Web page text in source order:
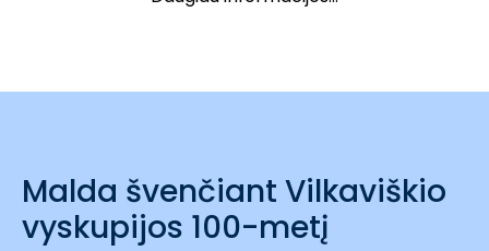
Malda švenčiant Vilkaviškio
vyskupijos 100-metį